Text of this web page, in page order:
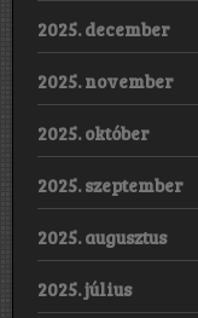
2025. december
2025. november
2025. október
2025. szeptember
2025. augusztus
2025. július